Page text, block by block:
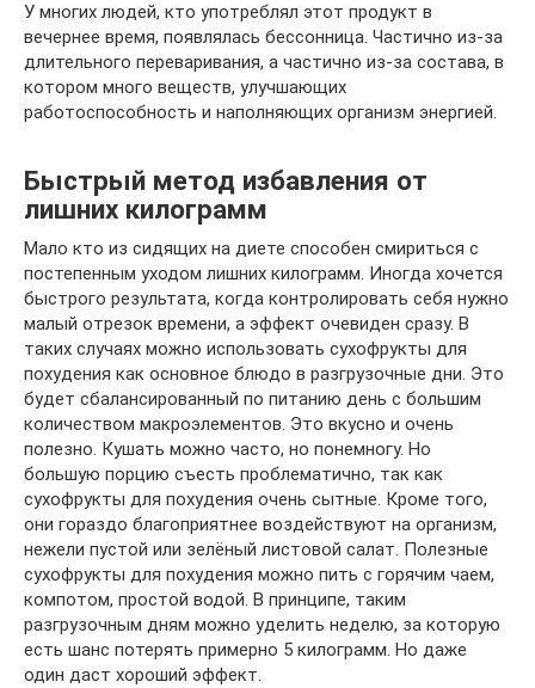
У многих людей, кто употреблял этот продукт в
вечернее время, появлялась бессонница. Частично из-за
длительного переваривания, а частично из-за состава, в
котором много веществ, улучшающих
работоспособность и наполняющих организм энергией.
Быстрый метод избавления от
лишних килограмм
Мало кто из сидящих на диете способен смириться с
постепенным уходом лишних килограмм. Иногда хочется
быстрого результата, когда контролировать себя нужно
малый отрезок времени, а эффект очевиден сразу. В
таких случаях можно использовать сухофрукты для
похудения как основное блюдо в разгрузочные дни. Это
будет сбалансированный по питанию день с большим
количеством макроэлементов. Это вкусно и очень
полезно. Кушать можно часто, но понемногу. Но
большую порцию съесть проблематично, так как
сухофрукты для похудения очень сытные. Кроме того,
они гораздо благоприятнее воздействуют на организм,
нежели пустой или зелёный листовой салат. Полезные
сухофрукты для похудения можно пить с горячим чаем,
компотом, простой водой. В принципе, таким
разгрузочным дням можно уделить неделю, за которую
есть шанс потерять примерно 5 килограмм. Но даже
один даст хороший эффект.